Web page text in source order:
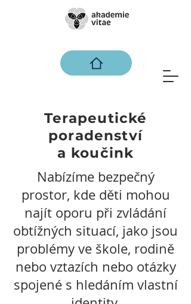
Terapeutické
poradenství
a koučink
Nabízíme bezpečný
prostor, kde děti mohou
najít oporu při zvládání
obtížných situací, jako jsou
problémy ve škole, rodině
nebo vztazích nebo otázky
spojené s hledáním vlastní